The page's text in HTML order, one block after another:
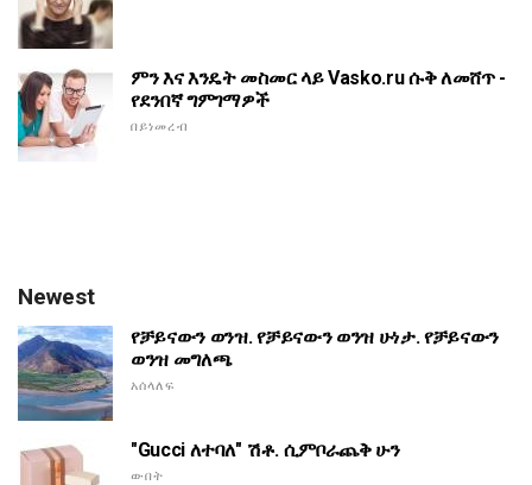
ምን እና እንዴት መስመር ላይ Vasko.ru ሱቅ ለመሸጥ -
የደንበኛ ግምገማዎች
በይነመረብ
Newest
የቻይናውን ወንዝ. የቻይናውን ወንዝ ሁነታ. የቻይናውን
ወንዝ መግለጫ
አሰላለፍ
"Gucci ለተባለ" ሽቶ. ሲምቦራጨቅ ሁን
ውበት